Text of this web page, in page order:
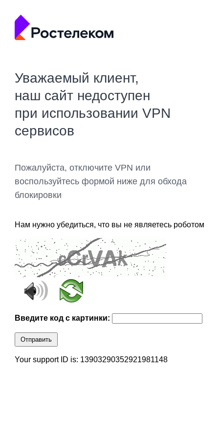
Уважаемый клиент,
наш сайт недоступен
при использовании VPN
сервисов
Пожалуйста, отключите VPN или
воспользуйтесь формой ниже для обхода
блокировки
Нам нужно убедиться, что вы не являетесь роботом
Введите код с картинки:
Отправить
Your support ID is: 13903290352921981148